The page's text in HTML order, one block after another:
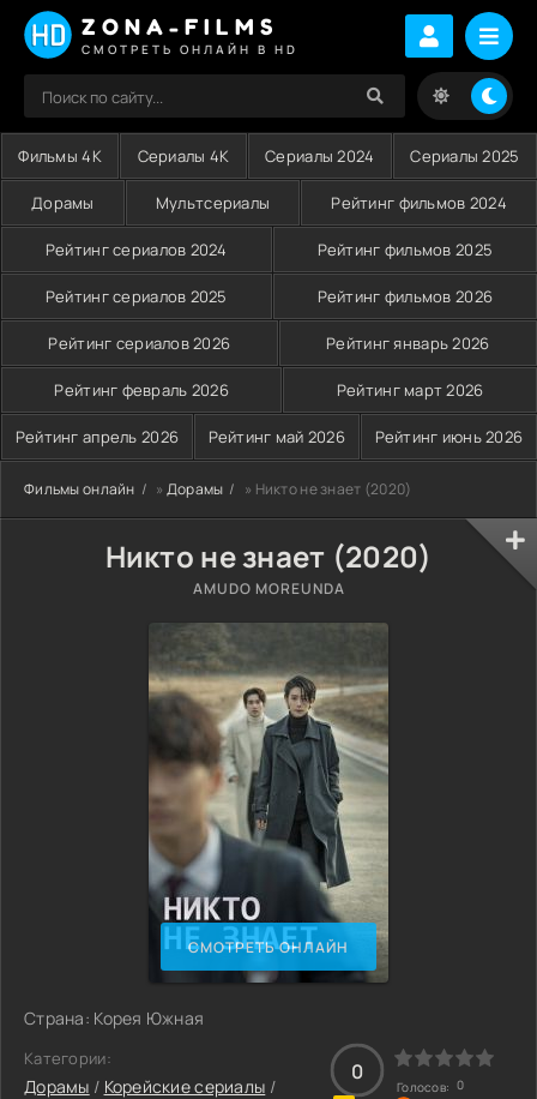
ZONA-FILMS
СМОТРЕТЬ ОНЛАЙН В HD
Фильмы 4K Сериалы 4K Сериалы 2024 Сериалы 2025
Дорамы Мультсериалы Рейтинг фильмов 2024
Рейтинг сериалов 2024 Рейтинг фильмов 2025
Рейтинг сериалов 2025 Рейтинг фильмов 2026
Рейтинг сериалов 2026 Рейтинг январь 2026
Рейтинг февраль 2026 Рейтинг март 2026
Рейтинг апрель 2026 Рейтинг май 2026 Рейтинг июнь 2026
Фильмы онлайн » Дорамы » Никто не знает (2020)
Никто не знает (2020)
AMUDO MOREUNDA
СМОТРЕТЬ ОНЛАЙН
Страна: Корея Южная
Категории:
Дорамы / Корейские сериалы /
0
Голосов: 0